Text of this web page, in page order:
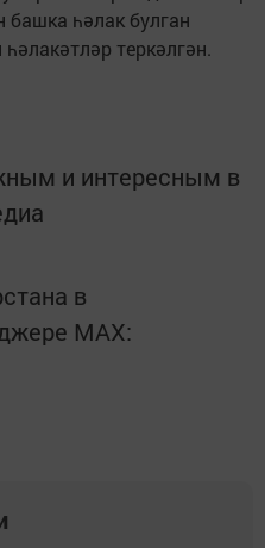
һәлак булган
теркәлгән.
и интересным в
в
MАХ: